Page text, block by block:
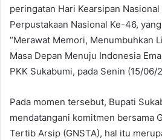
peringatan Hari Kearsipan
Perpustakaan Nasional Ke-46,
“Merawat Memori, Menumbuhkan
Masa Depan Menuju Indonesia
PKK Sukabumi, pada Senin (15/06/
Pada momen tersebut, Bupati
mendatangani komitmen bersama
Tertib Arsip (GNSTA), hal itu